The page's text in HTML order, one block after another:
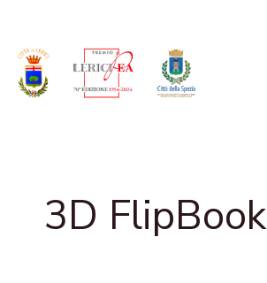
contenuto
3D FlipBook